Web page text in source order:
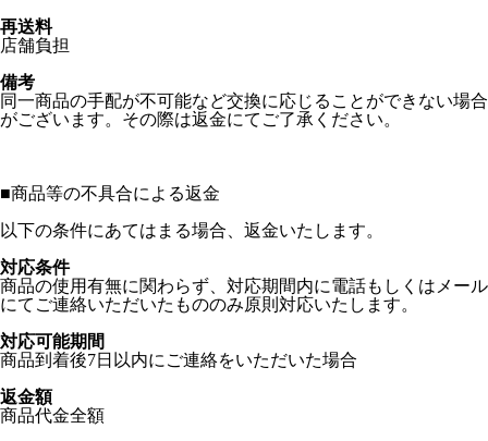
再送料
店舗負担
備考
同一商品の手配が不可能など交換に応じることができない場合
がございます。その際は返金にてご了承ください。
■商品等の不具合による返金
以下の条件にあてはまる場合、返金いたします。
対応条件
商品の使用有無に関わらず、対応期間内に電話もしくはメール
にてご連絡いただいたもののみ原則対応いたします。
対応可能期間
商品到着後7日以内にご連絡をいただいた場合
返金額
商品代金全額